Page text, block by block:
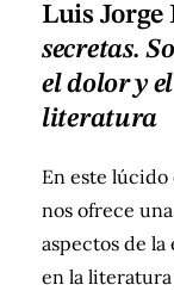
Luis Jorge
secretas.
el dolor y
literatura
En este lúcido
nos ofrece
aspectos de
en la literatura